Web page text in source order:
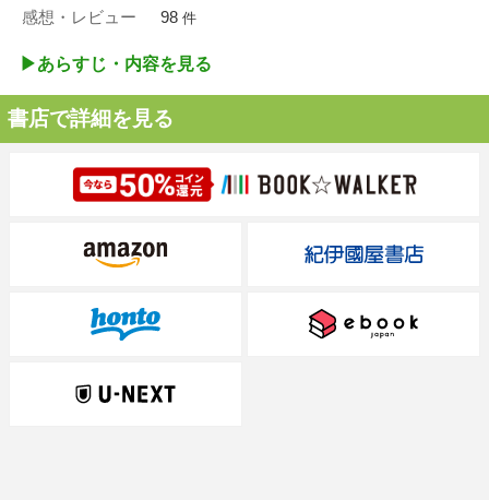
感想・レビュー 98 件
▶︎あらすじ・内容を見る
書店で詳細を見る